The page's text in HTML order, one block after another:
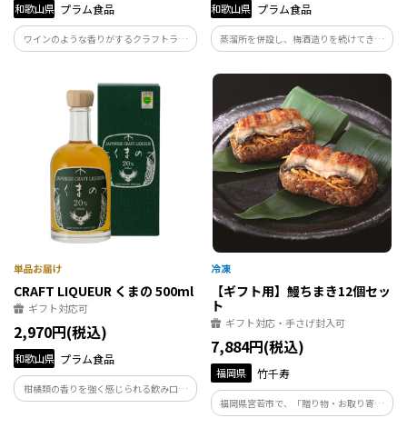
和歌山県 プラム食品
ワインのような香りがするクラフトラム
沖縄県産の黒糖を「梅から採取した当社
って、ラムとしては珍しい「黒糖とワイ
ンのような香り」がする1本。
和歌山県 プラム食品
蒸溜所を併設し、梅酒造りを続けてきた
当社だからこそ生まれた梅酒。 2019年に
開設した「紀州熊野蒸溜所」 梅酒造りの
新たな挑戦として、自社蒸溜のモルトウ
イスキーを用いた仕込みを行いました。
CRAFT LIQUEUR くまの 500ml
ギフト対応可
2,970円(税込)
和歌山県 プラム食品
柑橘類の香りを強く感じられる飲み口に
仕上げたクラフトジンをベースに 紀州産
【ギフト用】鰻ちまき12個セッ
ト
ギフト対応・手さげ封入可
7,884円(税込)
福岡県 竹千寿
福岡県宮若市で、「贈り物・お取り寄せ
グルメ」のちまき専門店の竹千寿が手掛